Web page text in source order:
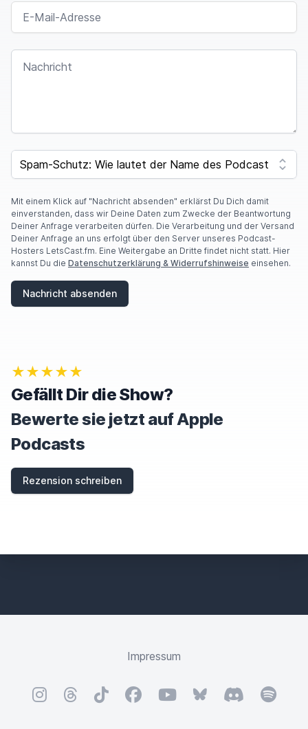
E-MAIL-ADRESSE
NACHRICHT
SPAM CAPTCHA
Mit einem Klick auf "Nachricht absenden" erklärst Du Dich damit
einverstanden, dass wir Deine Daten zum Zwecke der Beantwortung
Deiner Anfrage verarbeiten dürfen. Die Verarbeitung und der Versand
Deiner Anfrage an uns erfolgt über den Server unseres Podcast-
Hosters LetsCast.fm. Eine Weitergabe an Dritte findet nicht statt. Hier
kannst Du die Datenschutzerklärung & Widerrufshinweise einsehen.
Nachricht absenden
★★★★★
Gefällt Dir die Show?
Bewerte sie jetzt auf Apple
Podcasts
Rezension schreiben
Impressum
InstagramThreadsTikTokFacebookYouTubeBlueskyDiscordSpotify